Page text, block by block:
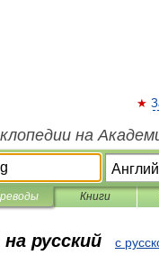
на
Книги
русский с